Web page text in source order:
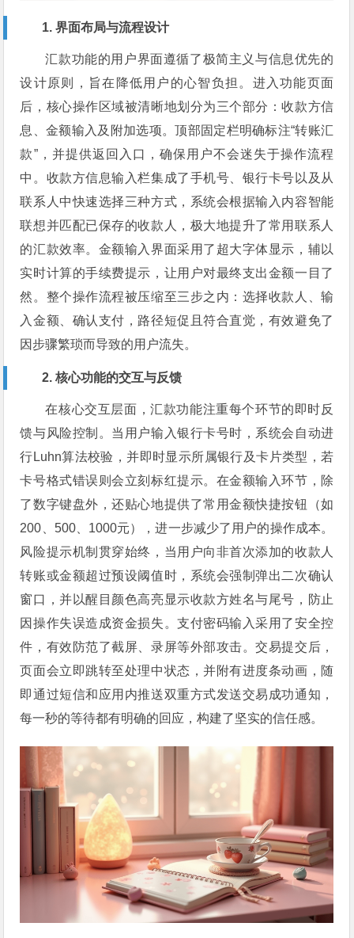
1. 界面布局与流程设计
汇款功能的用户界面遵循了极简主义与信息优先的
设计原则，旨在降低用户的心智负担。进入功能页面
后，核心操作区域被清晰地划分为三个部分：收款方信
息、金额输入及附加选项。顶部固定栏明确标注“转账汇
款”，并提供返回入口，确保用户不会迷失于操作流程
中。收款方信息输入栏集成了手机号、银行卡号以及从
联系人中快速选择三种方式，系统会根据输入内容智能
联想并匹配已保存的收款人，极大地提升了常用联系人
的汇款效率。金额输入界面采用了超大字体显示，辅以
实时计算的手续费提示，让用户对最终支出金额一目了
然。整个操作流程被压缩至三步之内：选择收款人、输
入金额、确认支付，路径短促且符合直觉，有效避免了
因步骤繁琐而导致的用户流失。
2. 核心功能的交互与反馈
在核心交互层面，汇款功能注重每个环节的即时反
馈与风险控制。当用户输入银行卡号时，系统会自动进
行Luhn算法校验，并即时显示所属银行及卡片类型，若
卡号格式错误则会立刻标红提示。在金额输入环节，除
了数字键盘外，还贴心地提供了常用金额快捷按钮（如
200、500、1000元），进一步减少了用户的操作成本。
风险提示机制贯穿始终，当用户向非首次添加的收款人
转账或金额超过预设阈值时，系统会强制弹出二次确认
窗口，并以醒目颜色高亮显示收款方姓名与尾号，防止
因操作失误造成资金损失。支付密码输入采用了安全控
件，有效防范了截屏、录屏等外部攻击。交易提交后，
页面会立即跳转至处理中状态，并附有进度条动画，随
即通过短信和应用内推送双重方式发送交易成功通知，
每一秒的等待都有明确的回应，构建了坚实的信任感。